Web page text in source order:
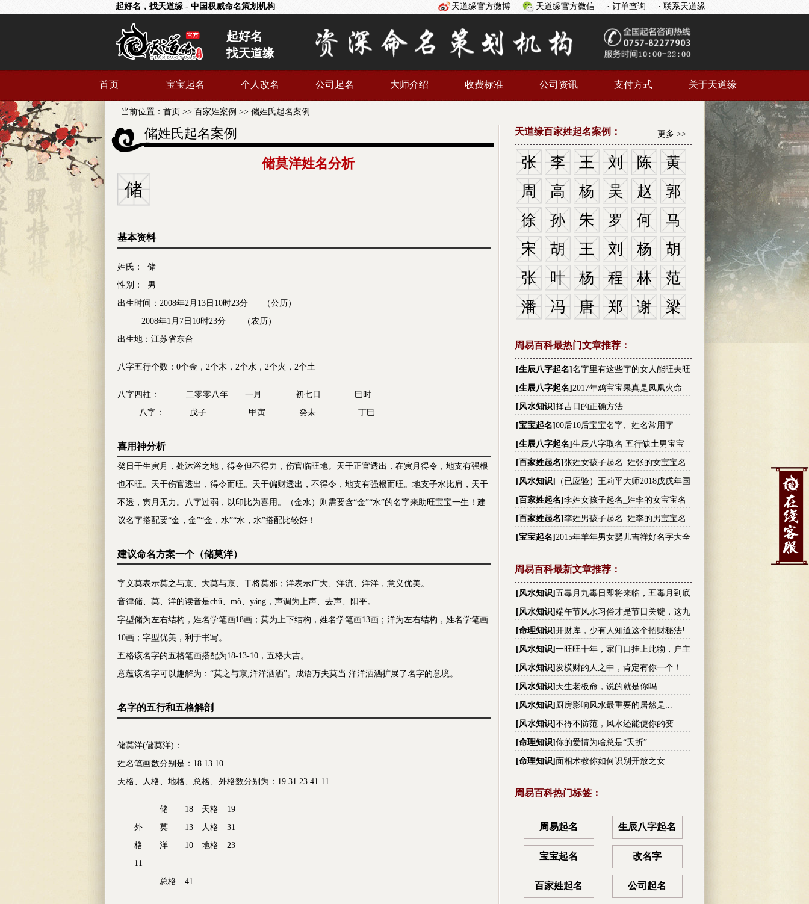
起好名，找天道缘 - 中国权威命名策划机构 · 联系天道缘
· 订单查询
天道缘官方微信
天道缘官方微博
起好名
找天道缘
首页 宝宝起名 个人改名 公司起名 大师介绍 收费标准 公司资讯 支付方式 关于天道缘
当前位置： 首页 >> 百家姓案例 >> 储姓氏起名案例
储姓氏起名案例
储莫洋姓名分析
储
基本资料
姓氏： 储
性别： 男
出生时间：2008年2月13日10时23分 （公历）
2008年1月7日10时23分 （农历）
出生地：江苏省东台
八字五行个数：0个金，2个木，2个水，2个火，2个土
八字四柱： 二零零八年 一月 初七日 巳时
八字： 戊子 甲寅 癸未 丁巳
喜用神分析
癸日干生寅月，处沐浴之地，得令但不得力，伤官临旺地。天干正官透出，在寅月得令，地支有强根
也不旺。天干伤官透出，得令而旺。天干偏财透出，不得令，地支有强根而旺。地支子水比肩，天干
不透，寅月无力。八字过弱，以印比为喜用。（金水）则需要含“金”“水”的名字来助旺宝宝一生！建
议名字搭配要“金，金”“金，水”“水，水”搭配比较好！
建议命名方案一个（储莫洋）
字义莫表示莫之与京、大莫与京、干将莫邪；洋表示广大、洋流、洋洋，意义优美。
音律储、莫、洋的读音是chǔ、mò、yáng，声调为上声、去声、阳平。
字型储为左右结构，姓名学笔画18画；莫为上下结构，姓名学笔画13画；洋为左右结构，姓名学笔画
10画；字型优美，利于书写。
五格该名字的五格笔画搭配为18-13-10，五格大吉。
意蕴该名字可以趣解为：“莫之与京,洋洋洒洒”。成语万夫莫当 洋洋洒洒扩展了名字的意境。
名字的五行和五格解剖
储莫洋(儲莫洋)：
姓名笔画数分别是：18 13 10
天格、人格、地格、总格、外格数分别为：19 31 23 41 11
储 18 天格 19
外 莫 13 人格 31
格 洋 10 地格 23
11
总格 41
天道缘百家姓起名案例： 更多 >>
张 李 王 刘 陈
黄
周
高 杨 吴 赵
郭
徐
孙 朱 罗 何
马
宋
胡 王 刘 杨
胡
张
叶 杨 程 林
范
潘
冯 唐 郑 谢 梁
周易百科最热门文章推荐：
[生辰八字起名] 名字里有这些字的女人能旺夫旺
财,看有没有你的
[生辰八字起名] 2017年鸡宝宝果真是凤凰火命
[风水知识] 择吉日的正确方法
[宝宝起名] 00后10后宝宝名字、姓名常用字
[生辰八字起名] 生辰八字取名 五行缺土男宝宝
名字大全
[百家姓起名] 张姓女孩子起名_姓张的女宝宝名
字_张姓高分名字大全
[风水知识]
（已应验）王莉平大师2018戊戌年国
际国内大事件预测
[百家姓起名] 李姓女孩子起名_姓李的女宝宝名
字_李姓高分名字大全
[百家姓起名] 李姓男孩子起名_姓李的男宝宝名
字_李姓高分名字大全
[宝宝起名] 2015年羊年男女婴儿吉祥好名字大全
周易百科最新文章推荐：
[风水知识] 五毒月九毒日即将来临，五毒月到底
有多毒？男女禁忌不可不知！
[风水知识] 端午节风水习俗才是节日关键，这九
大禁忌你不可不知!
[命理知识] 开财库，少有人知道这个招财秘法!
[风水知识] 一旺旺十年，家门口挂上此物，户主
越住越有钱
[风水知识] 发横财的人之中，肯定有你一个！
[风水知识] 天生老板命，说的就是你吗
[风水知识] 厨房影响风水最重要的居然是...
[风水知识] 不得不防范，风水还能使你的变
丑？！
[命理知识] 你的爱情为啥总是“夭折”
[命理知识] 面相术教你如何识别开放之女
周易百科热门标签：
周易起名 生辰八字起名
宝宝起名 改名字
百家姓起名 公司起名